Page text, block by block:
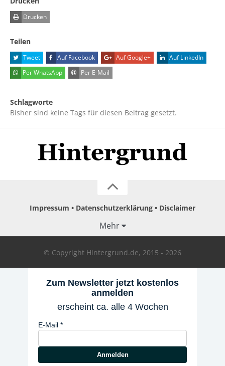
Drucken
Teilen
Tweet Auf Facebook Auf Google+
Auf LinkedIn
Per WhatsApp
Per E-Mail
Schlagworte
Bisher sind keine Tags für diesen Beitrag gesetzt.
Impressum Datenschutzerklärung Disclaimer
Mehr
© Copyright Hintergrund.de, 2015 - 2026
Zum Newsletter jetzt kostenlos
anmelden
erscheint ca. alle 4 Wochen
E-Mail
Anmelden